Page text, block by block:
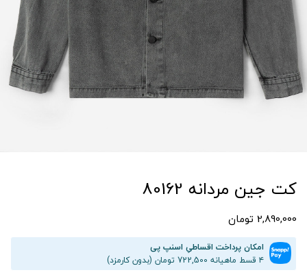
کت جین مردانه 80162
2,890,000 تومان
امکان پرداخت اقساطیِ اسنپ پی
۴ قسط ماهیانه 722,500 تومان (بدون کارمزد)